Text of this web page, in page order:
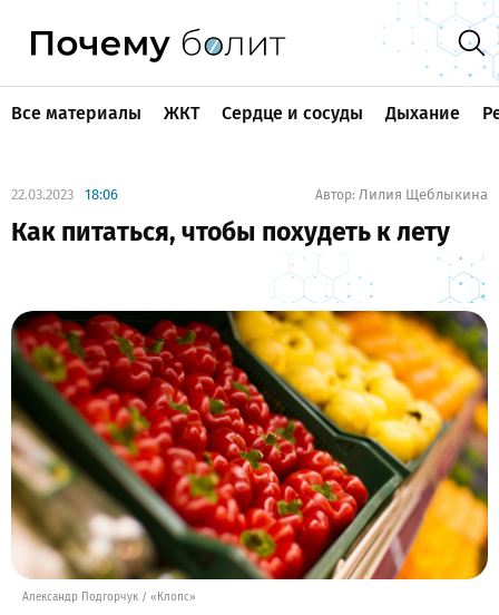
Все материалы ЖКТ Сердце и сосуды Дыхание
22.03.2023 18:06 Автор: Лилия Щеблыкина
Как питаться, чтобы похудеть к лету
Александр Подгорчук / «Клопс»